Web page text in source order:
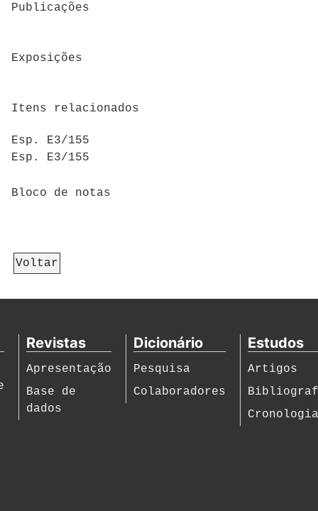
Publicações
Exposições
Itens relacionados
Esp. E3/155
Esp. E3/155
Bloco de notas
Voltar
Revistas
Apresentação
Base de
dados
Dicionário
Pesquisa
Colaboradores
Estudos
Artigos